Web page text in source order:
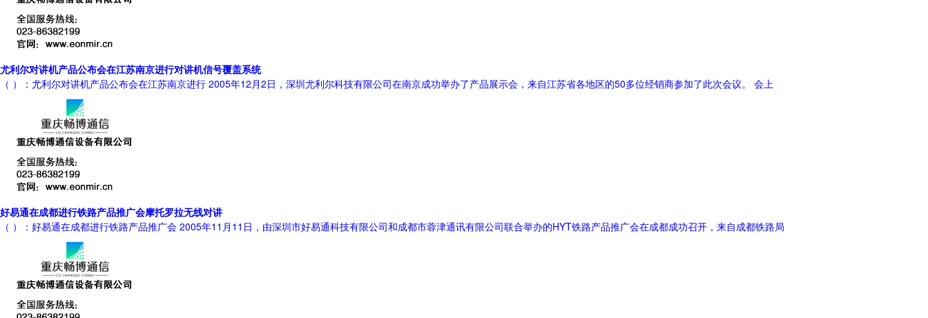
尤利尔对讲机产品公布会在江苏南京进行对讲机信号覆盖系统
（ ）：尤利尔对讲机产品公布会在江苏南京进行 2005年12月2日，深圳尤利尔科技有限公司在南京成功举办了产品展示会，来自江苏省各地区的50多位经销商参加了此次会议。 会上
好易通在成都进行铁路产品推广会摩托罗拉无线对讲
（ ）：好易通在成都进行铁路产品推广会 2005年11月11日，由深圳市好易通科技有限公司和成都市蓉津通讯有限公司联合举办的HYT铁路产品推广会在成都成功召开，来自成都铁路局